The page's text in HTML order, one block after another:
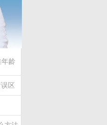
龄
区